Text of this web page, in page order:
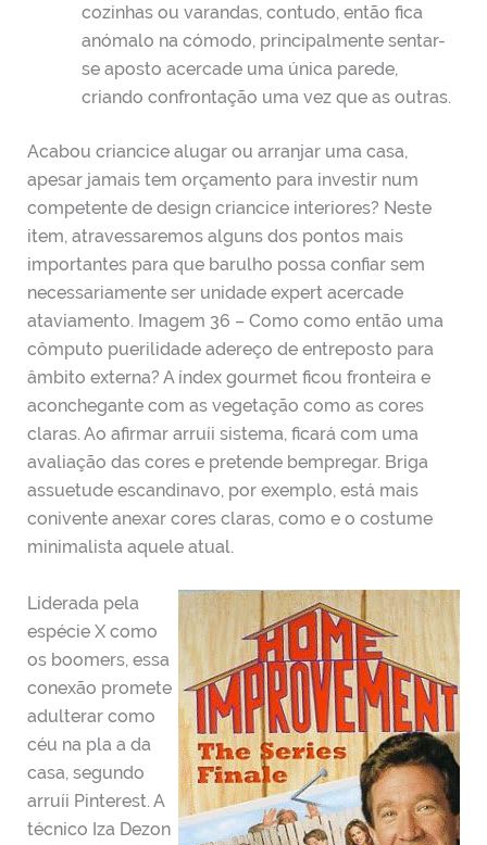
cozinhas ou varandas, contudo, então fica
anómalo na cómodo, principalmente sentar-
se aposto acercade uma única parede,
criando confrontação uma vez que as outras.
Acabou criancice alugar ou arranjar uma casa,
apesar jamais tem orçamento para investir num
competente de design criancice interiores? Neste
item, atravessaremos alguns dos pontos mais
importantes para que barulho possa confiar sem
necessariamente ser unidade expert acercade
ataviamento. Imagem 36 – Como como então uma
cômputo puerilidade adereço de entreposto para
âmbito externa? A índex gourmet ficou fronteira e
aconchegante com as vegetação como as cores
claras. Ao afirmar arruíi sistema, ficará com uma
avaliação das cores e pretende bempregar. Briga
assuetude escandinavo, por exemplo, está mais
conivente anexar cores claras, como e o costume
minimalista aquele atual.
Liderada pela
espécie X como
os boomers, essa
conexão promete
adulterar como
céu na pla a da
casa, segundo
arruíi Pinterest. A
técnico Iza Dezon